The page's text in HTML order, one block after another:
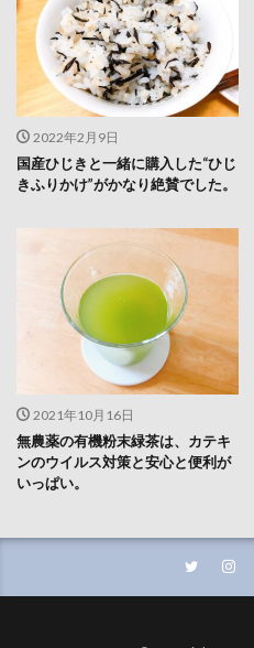
2022年2月9日
国産ひじきと一緒に購入した“ひじ
きふりかけ”がかなり絶賛でした。
2021年10月16日
無農薬の有機粉末緑茶は、カテキ
ンのウイルス対策と安心と便利が
いっぱい。